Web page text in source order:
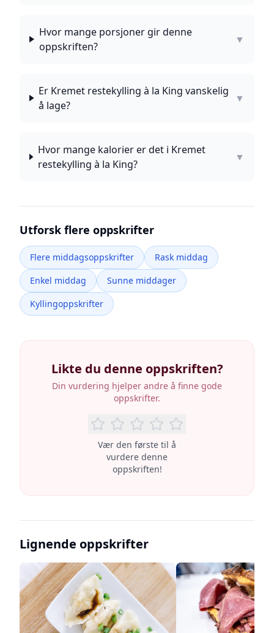
Hvor mange porsjoner gir denne
oppskriften?
▼
Er Kremet restekylling à la King vanskelig
å lage?
▼
Hvor mange kalorier er det i Kremet
restekylling à la King?
▼
Utforsk flere oppskrifter
Flere middagsoppskrifter
Rask middag
Enkel middag
Sunne middager
Kyllingoppskrifter
Likte du denne oppskriften?
Din vurdering hjelper andre å finne gode
oppskrifter.
Vær den første til å
vurdere denne
oppskriften!
Lignende oppskrifter